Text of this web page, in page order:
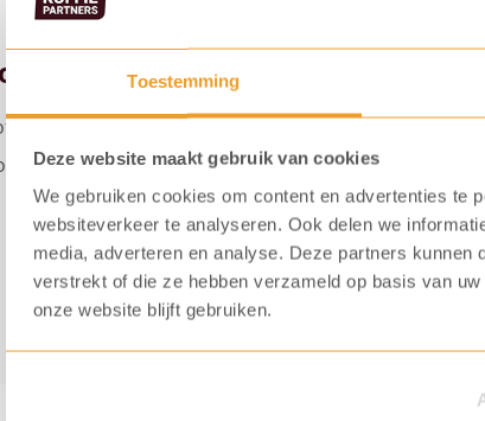
Toestemming
Deze website maakt gebruik van cookies
We gebruiken cookies om content en advertenties te
websiteverkeer te analyseren. Ook delen we
media, adverteren en analyse. Deze partners
verstrekt of die ze hebben verzameld op basis van
onze website blijft gebruiken.
de inhoud
om de inhoud: een lekker kopje koffie of thee.
Deze mok is leuk om te geven aan een collega